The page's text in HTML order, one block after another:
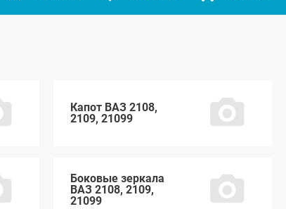
Капот ВАЗ 2108,
2109, 21099
Боковые зеркала
ВАЗ 2108, 2109,
21099